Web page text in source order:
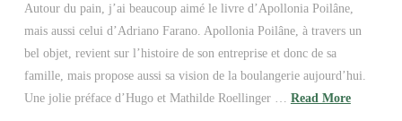
Autour du pain, j’ai beaucoup aimé le livre d’Apollonia Poilâne,
mais aussi celui d’Adriano Farano. Apollonia Poilâne, à travers un
bel objet, revient sur l’histoire de son entreprise et donc de sa
famille, mais propose aussi sa vision de la boulangerie aujourd’hui.
Une jolie préface d’Hugo et Mathilde Roellinger … Read More